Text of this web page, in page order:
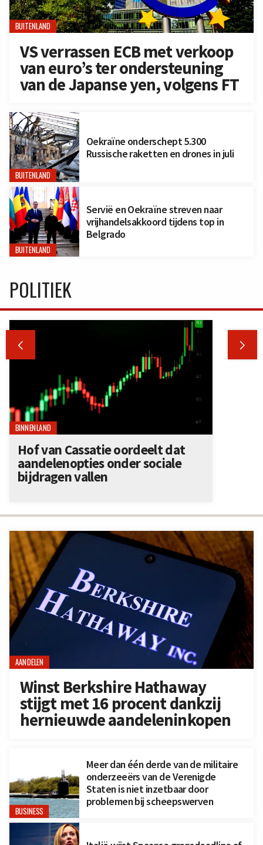
BUITENLAND
VS verrassen ECB met verkoop
van euro’s ter ondersteuning
van de Japanse yen, volgens FT
BUITENLAND
Oekraïne onderschept 5.300
Russische raketten en drones in juli
BUITENLAND
Servië en Oekraïne streven naar
vrijhandelsakkoord tijdens top in
Belgrado
AANDELEN
Winst Berkshire Hathaway
stijgt met 16 procent dankzij
hernieuwde aandeleninkopen
BUSINESS
Meer dan één derde van de militaire
onderzeeërs van de Verenigde
Staten is niet inzetbaar door
problemen bij scheepswerven
POLITIEK
 
BINNENLAND
Hof van Cassatie oordeelt dat
aandelenopties onder sociale
bijdragen vallen